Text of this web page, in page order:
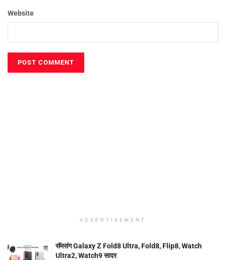
Website
ADVERTISEMENT
सॅमसंग Galaxy Z Fold8 Ultra, Fold8, Flip8, Watch
Ultra2, Watch9 सादर